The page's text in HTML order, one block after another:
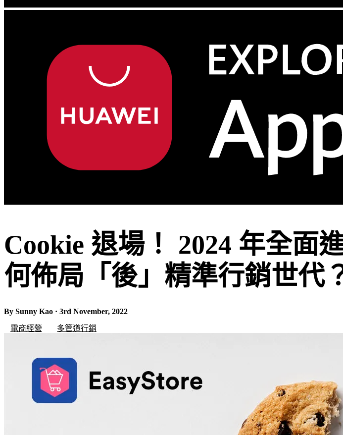
Cookie 退場！ 2024 年全面
何佈局「後」精準行銷世代
By Sunny Kao · 3rd November, 2022
電商經營
多管道行銷